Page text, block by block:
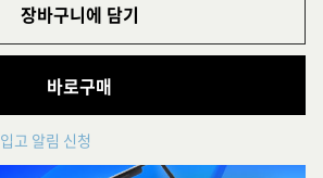
장바구니에 담기
바로구매
입고 알림 신청